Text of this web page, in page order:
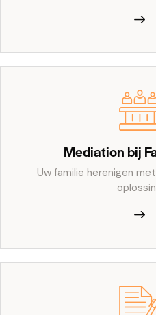
Mediation bij
Uw familie herenigen